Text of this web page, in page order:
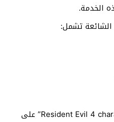
الخدمة.
الشائعة تشمل:
يمكنك البحث عن “Resident Evil 4 characters” على